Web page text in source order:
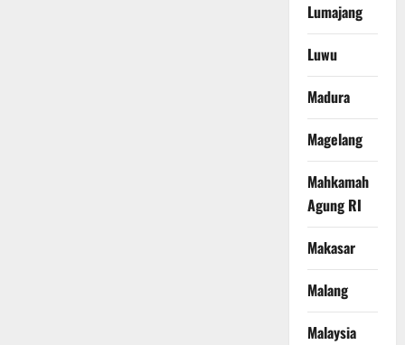
Lumajang
Luwu
Madura
Magelang
Mahkamah
Agung RI
Makasar
Malang
Malaysia